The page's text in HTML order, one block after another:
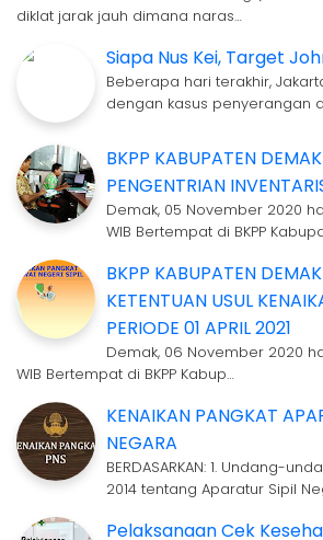
diklat jarak jauh dimana naras…
Siapa Nus Kei, Target
Beberapa hari terakhir,
dengan kasus penyerangan
BKPP KABUPATEN
PENGENTRIAN
Demak, 05 November 2020
WIB Bertempat di BKPP
BKPP KABUPATEN
KETENTUAN USUL
PERIODE 01 APRIL 2021
Demak, 06 November 2020
WIB Bertempat di BKPP Kabup…
KENAIKAN PANGKAT
NEGARA
BERDASARKAN: 1. Undang-
2014 tentang Aparatur Sipil
Pelaksanaan Cek